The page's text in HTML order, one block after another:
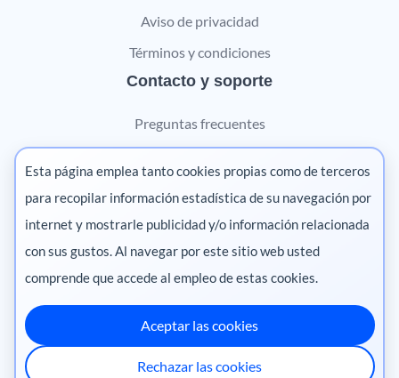
Aviso de privacidad
Términos y condiciones
Contacto y soporte
Preguntas frecuentes
Marketing digital
Pharma
México
·
Ecuador·Perú·
Centroamérica
Chile
Esta página emplea tanto cookies propias como de terceros
para recopilar información estadística de su navegación por
internet y mostrarle publicidad y/o información relacionada
con sus gustos. Al navegar por este sitio web usted
comprende que accede al empleo de estas cookies.
Aceptar las cookies
Rechazar las cookies